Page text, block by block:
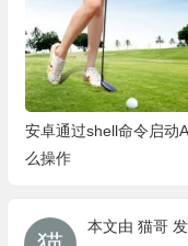
安卓通过shell命令启动
么操作
本文由 猫哥发